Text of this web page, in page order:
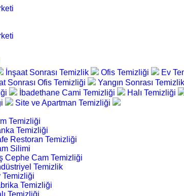
İnşaat Sonrası Temizlik Ofis Temizliği Ev
Sonrası Ofis Temizliği Yangın Sonrası Temizlik
İbadethane Cami Temizliği Halı Temizliği
Site ve Apartman Temizliği
Temizliği
Temizliği
Restoran Temizliği
Silimi
Cephe Cam Temizliği
Temizlik
Temizliği
Temizliği
Temizliği